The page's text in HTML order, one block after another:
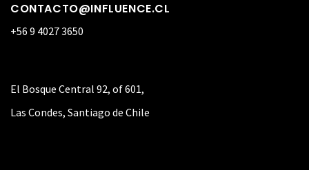
CONTACTO@INFLUENCE.CL
+56 9 4027 3650
El Bosque Central 92, of 601,
Las Condes, Santiago de Chile